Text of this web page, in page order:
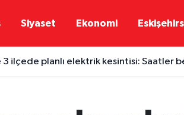
Siyaset Ekonomi
3 ilçede planlı elektrik kesintisi: Saatler